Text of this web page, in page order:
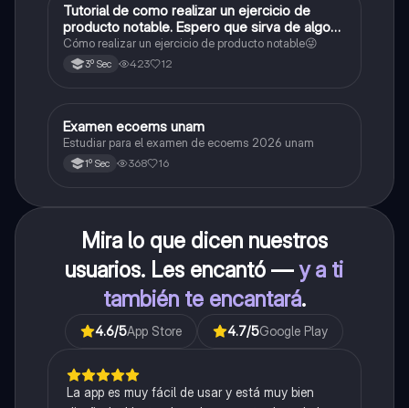
Matemáticas
Tutorial de como realizar un ejercicio de
producto notable. Espero que sirva de algo💕
😜
Cómo realizar un ejercicio de producto notable😜
3º Sec 423 12
Español
Examen ecoems unam
Estudiar para el examen de ecoems 2026 unam
1º Sec 368 16
Mira lo que dicen nuestros
usuarios. Les encantó —y a ti
también te encantará.
4.6/5App Store 4.7/5Google Play
La app es muy fácil de usar y está muy bien